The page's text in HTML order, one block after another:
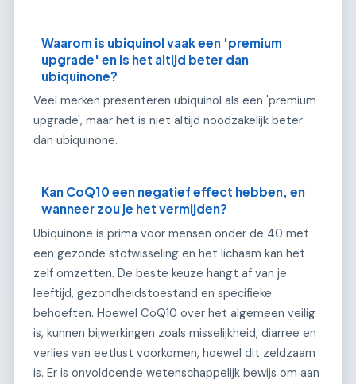
Waarom is ubiquinol vaak een 'premium
upgrade' en is het altijd beter dan
ubiquinone?
Veel merken presenteren ubiquinol als een 'premium
upgrade', maar het is niet altijd noodzakelijk beter
dan ubiquinone.
Kan CoQ10 een negatief effect hebben, en
wanneer zou je het vermijden?
Ubiquinone is prima voor mensen onder de 40 met
een gezonde stofwisseling en het lichaam kan het
zelf omzetten. De beste keuze hangt af van je
leeftijd, gezondheidstoestand en specifieke
behoeften. Hoewel CoQ10 over het algemeen veilig
is, kunnen bijwerkingen zoals misselijkheid, diarree en
verlies van eetlust voorkomen, hoewel dit zeldzaam
is. Er is onvoldoende wetenschappelijk bewijs om aan